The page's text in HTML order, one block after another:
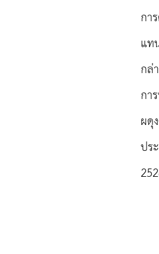
กา
แท
กล่
กา
ผดุ
ปร